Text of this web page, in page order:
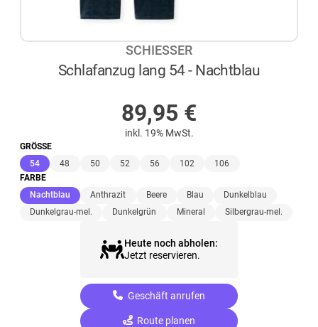
SCHIESSER
Schlafanzug lang 54 - Nachtblau
89,95 €
inkl. 19% MwSt.
GRÖSSE
54(ausgewählt)
48 50 52 56 102
106
FARBE
Nachtblau (ausgewählt)
Anthrazit Beere Blau
Dunkelblau
Dunkelgrau-mel.
Dunkelgrün Mineral Silbergrau-mel.
Heute noch abholen:
Jetzt reservieren.
Geschäft anrufen
Route planen